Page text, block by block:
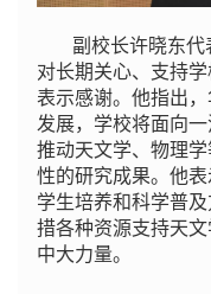
副校长许晓东代
对长期关心、支持
表示感谢。他指出
发展，学校将面向
推动天文学、物理
性的研究成果。他表
学生培养和科学普
措各种资源支持天
中大力量。